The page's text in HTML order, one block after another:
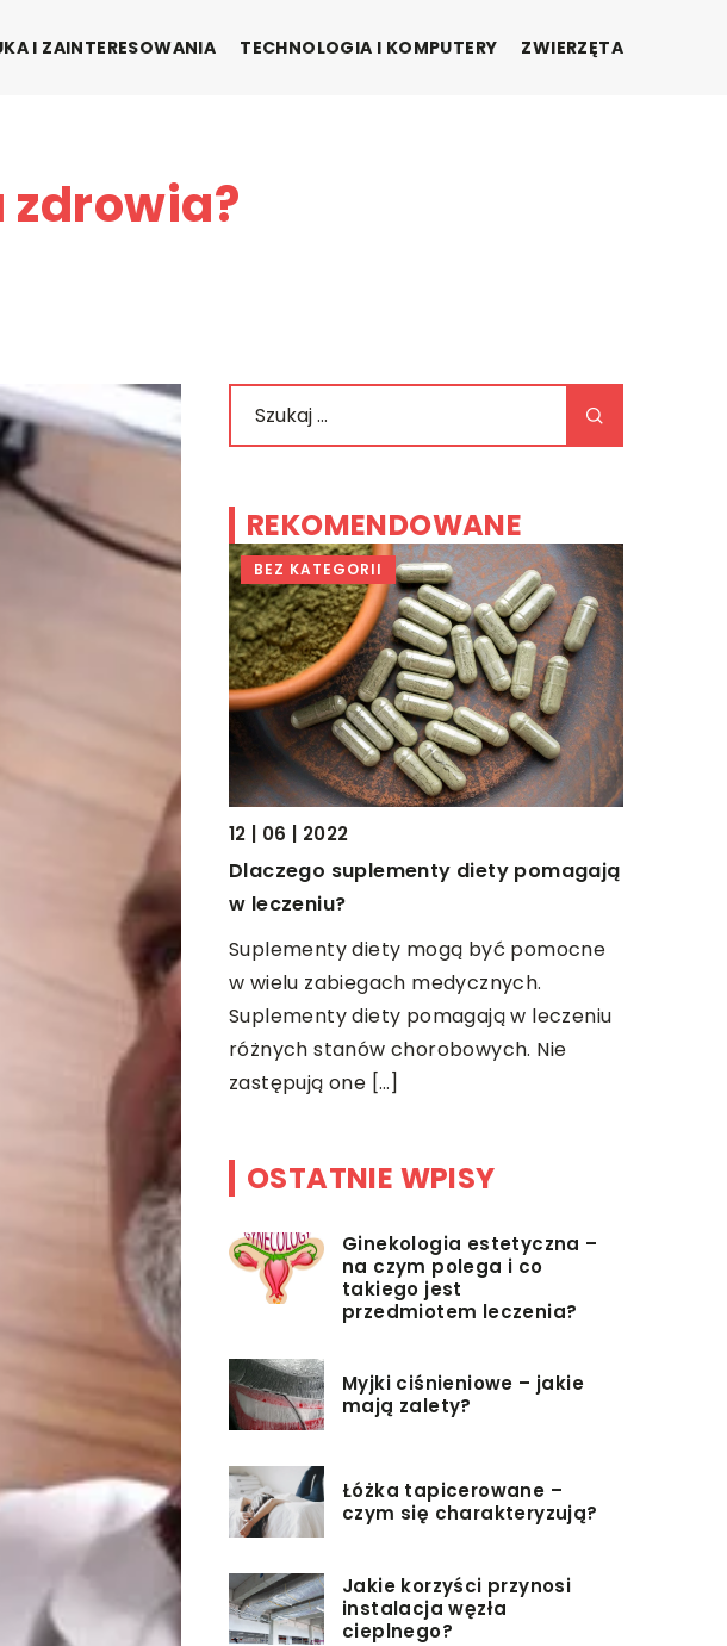
I ZAINTERESOWANIA TECHNOLOGIA I KOMPUTERY ZWIERZĘTA
zdrowia?
REKOMENDOWANE
– na czym
kiedy niemal w
stale się
skuteczny […]
BEZ KATEGORII
12 | 06 | 2022
Dlaczego suplementy diety pomagają
w leczeniu?
Suplementy diety mogą być pomocne
w wielu zabiegach medycznych.
Suplementy diety pomagają w leczeniu
różnych stanów chorobowych. Nie
zastępują one […]
OSTATNIE WPISY
Ginekologia estetyczna –
na czym polega i co
takiego jest
przedmiotem leczenia?
Myjki ciśnieniowe – jakie
mają zalety?
Łóżka tapicerowane –
czym się charakteryzują?
Jakie korzyści przynosi
instalacja węzła
cieplnego?